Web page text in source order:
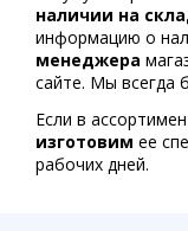
наличии на
информацию о
менеджера
сайте. Мы всегда
Если в
изготовим ее
рабочих дней.